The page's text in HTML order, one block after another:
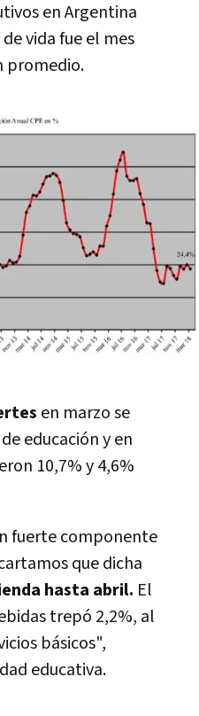
en Argentina
vida fue el mes
promedio.
en marzo se
educación y en
10,7% y 4,6%
fuerte componente
que dicha
hasta abril. El
trepó 2,2%, al
básicos",
educativa.